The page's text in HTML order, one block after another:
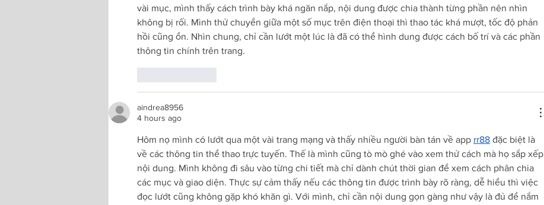
vài mục, mình thấy cách trình bày khá ngăn nắp, nội dung được chia thành từng phần nên nhìn
không bị rối. Mình thử chuyển giữa một số mục trên điện thoại thì thao tác khá mượt, tốc độ phản
hồi cũng ổn. Nhìn chung, chỉ cần lướt một lúc là đã có thể hình dung được cách bố trí và các phần
thông tin chính trên trang.
aindrea8956
4 hours ago
Hôm nọ mình có lướt qua một vài trang mạng và thấy nhiều người bàn tán về app rr88 đặc biệt là
về các thông tin thể thao trực tuyến. Thế là mình cũng tò mò ghé vào xem thử cách mà họ sắp xếp
nội dung. Mình không đi sâu vào từng chi tiết mà chỉ dành chút thời gian để xem cách phân chia
các mục và giao diện. Thực sự cảm thấy nếu các thông tin được trình bày rõ ràng, dễ hiểu thì việc
đọc lướt cũng không gặp khó khăn gì. Với mình, chỉ cần nội dung gọn gàng như vậy là đủ để nắm